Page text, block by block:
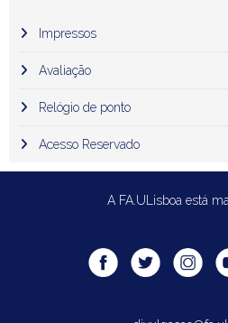
Impressos
Avaliação
Relógio de ponto
Acesso Reservado
A FA.ULisboa está